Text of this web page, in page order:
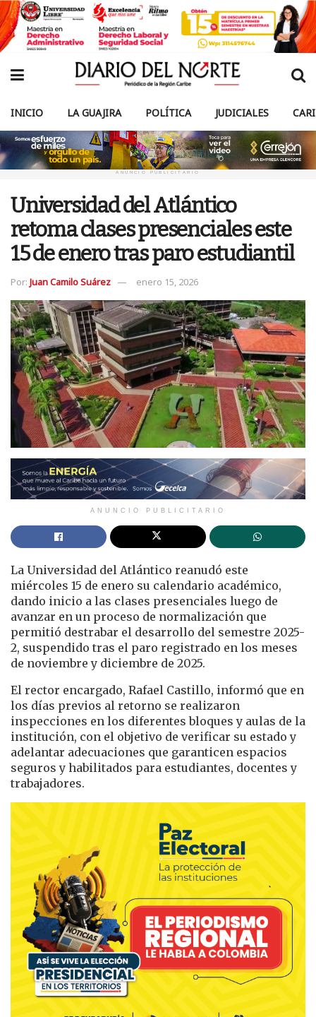
INICIO LA GUAJIRA POLÍTICA JUDICIALES
ANUNCIO PUBLICITARIO
Universidad del Atlántico
retoma clases presenciales este
15 de enero tras paro estudiantil
Por: Juan Camilo Suárez enero 15, 2026
ANUNCIO PUBLICITARIO
La Universidad del Atlántico reanudó este
miércoles 15 de enero su calendario académico,
dando inicio a las clases presenciales luego de
avanzar en un proceso de normalización que
permitió destrabar el desarrollo del semestre 2025-
2, suspendido tras el paro registrado en los meses
de noviembre y diciembre de 2025.
El rector encargado, Rafael Castillo, informó que en
los días previos al retorno se realizaron
inspecciones en los diferentes bloques y aulas de la
institución, con el objetivo de verificar su estado y
adelantar adecuaciones que garanticen espacios
seguros y habilitados para estudiantes, docentes y
trabajadores.